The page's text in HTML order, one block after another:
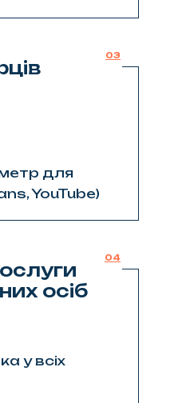
03
для
YouTube)
04
осіб
у всіх